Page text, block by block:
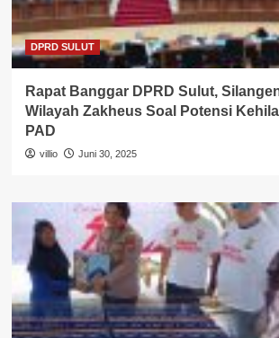
DPRD SULUT
Rapat Banggar DPRD Sulut,
Wilayah Zakheus Soal Potensi
PAD
villio Juni 30, 2025